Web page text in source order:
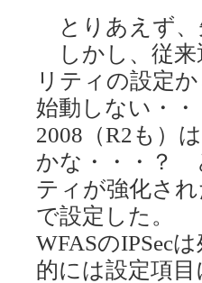
とりあえず、
しかし、従来
リティの設定
始動しない・・
2008（R2も）
かな・・・？
ティが強化さ
で設定した。
WFASのIPSec
的には設定項